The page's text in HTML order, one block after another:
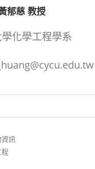
郁慈 教授
化學工程學系
訊